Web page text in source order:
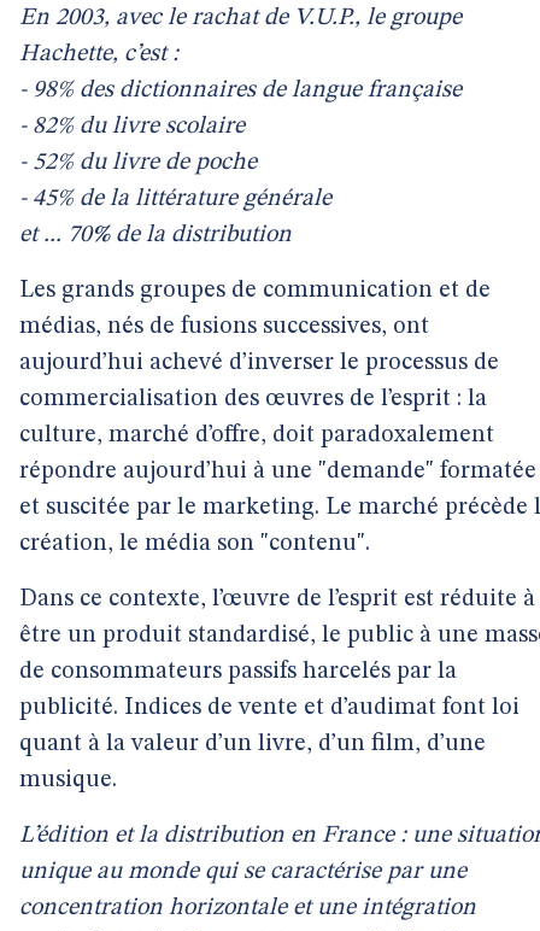
En 2003, avec le rachat de V.U.P., le groupe
Hachette, c’est :
- 98% des dictionnaires de langue française
- 82% du livre scolaire
- 52% du livre de poche
- 45% de la littérature générale
et ... 70% de la distribution
Les grands groupes de communication et de
médias, nés de fusions successives, ont
aujourd’hui achevé d’inverser le processus de
commercialisation des œuvres de l’esprit : la
culture, marché d’offre, doit paradoxalement
répondre aujourd’hui à une "demande" formatée
et suscitée par le marketing. Le marché précède
création, le média son "contenu".
Dans ce contexte, l’œuvre de l’esprit est réduite à
être un produit standardisé, le public à une
de consommateurs passifs harcelés par la
publicité. Indices de vente et d’audimat font loi
quant à la valeur d’un livre, d’un film, d’une
musique.
L’édition et la distribution en France : une
unique au monde qui se caractérise par une
concentration horizontale et une intégration